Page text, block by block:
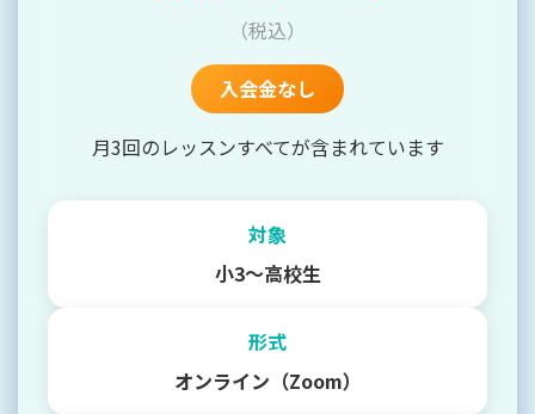
（税込）
入会金なし
月3回のレッスンすべてが含まれています
対象
小3〜高校生
形式
オンライン（Zoom）